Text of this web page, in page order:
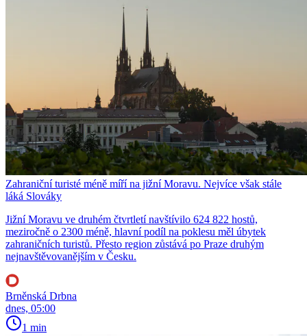
Zahraniční turisté méně míří na jižní Moravu. Nejvíce však stále
láká Slováky
Jižní Moravu ve druhém čtvrtletí navštívilo 624 822 hostů,
meziročně o 2300 méně, hlavní podíl na poklesu měl úbytek
zahraničních turistů. Přesto region zůstává po Praze druhým
nejnavštěvovanějším v Česku.
Brněnská Drbna
dnes, 05:00
1 min